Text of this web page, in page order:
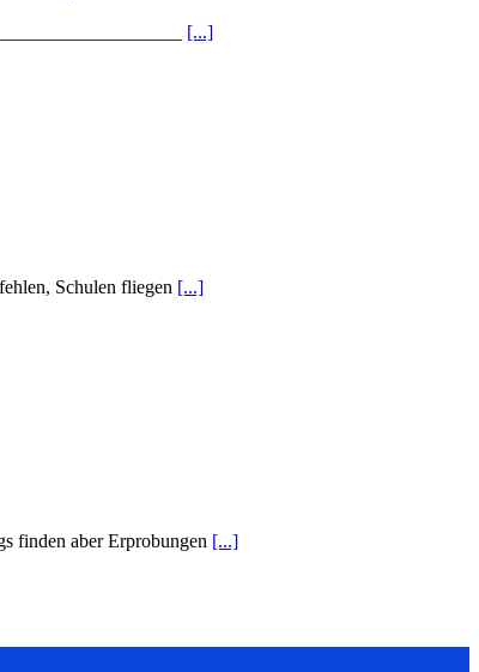
[...]
Schulen fliegen [...]
finden aber Erprobungen [...]